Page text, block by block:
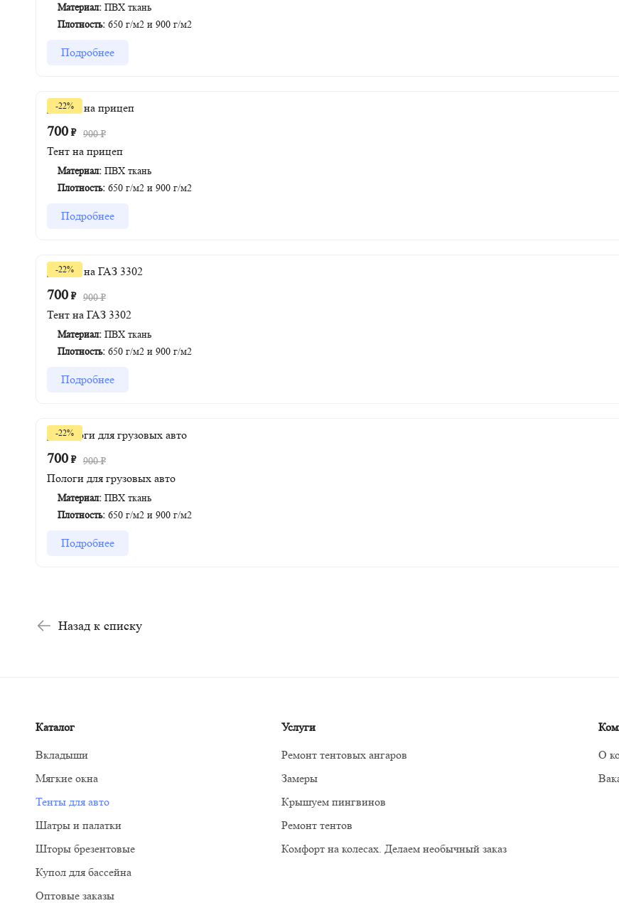
Материал: ПВХ ткань
Плотность: 650 г/м2 и 900 г/м2
Подробнее
-22%
700 ₽ 900₽
Тент на прицеп
Материал: ПВХ ткань
Плотность: 650 г/м2 и 900 г/м2
Подробнее
-22%
700 ₽ 900₽
Тент на ГАЗ 3302
Материал: ПВХ ткань
Плотность: 650 г/м2 и 900 г/м2
Подробнее
-22%
700 ₽ 900₽
Пологи для грузовых авто
Материал: ПВХ ткань
Плотность: 650 г/м2 и 900 г/м2
Подробнее
Назад к списку
Каталог
Тенты для авто
Купол для бассейна
Оптовые заказы
Услуги
Ремонт тентовых ангаров
Замеры
Крышуем пингвинов
Ремонт тентов
Комфорт на колесах. Делаем необычный заказ
О